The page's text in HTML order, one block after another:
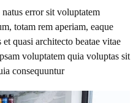
error sit voluptatem
totam rem aperiam, eaque
quasi architecto beatae vitae
voluptatem quia voluptas sit
consequuntur